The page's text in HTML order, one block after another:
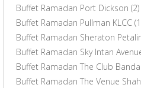
Buffet Ramadan Port Dickson (2)
Buffet Ramadan Pullman KLCC
Buffet Ramadan Sheraton
Buffet Ramadan Sky Intan
Buffet Ramadan The Club
Buffet Ramadan The Venue